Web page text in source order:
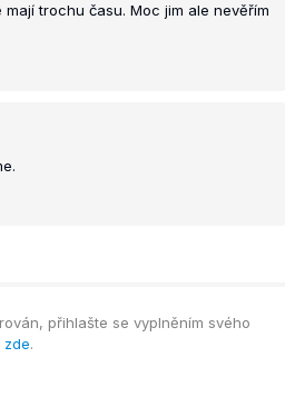
trochu času. Moc jim ale nevěřím
přihlašte se vyplněním svého
zde.